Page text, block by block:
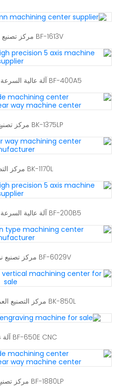
BF-1613V مركز تصنيع العمود المزدوج
BF-400A5 آلة عالية السرعة وعالية الدقة 5 محاور
BK-1375LP مركز تصنيع الدليل الخطي
BK-1170L مركز التصنيع الخطي
BF-200B5 آلة عالية السرعة وعالية الدقة 5 محاور
BF-6029V مركز تصنيع نوع العمود المزدوج
BK-850L مركز التصنيع العمودي للدليل الخطي
BF-650E CNC آلة نقش المعادن
BF-1880LP مركز تصنيع الدليل الخطي